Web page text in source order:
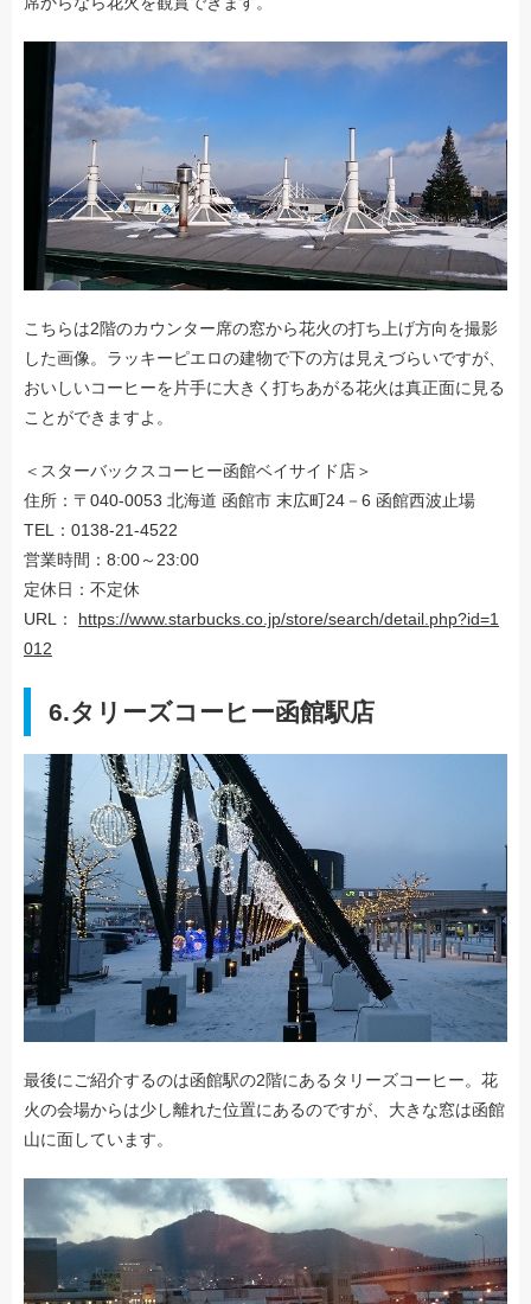
こちらは2階のカウンター席の窓から花火の打ち上げ方向を撮影
した画像。ラッキーピエロの建物で下の方は見えづらいですが、
おいしいコーヒーを片手に大きく打ちあがる花火は真正面に見る
ことができますよ。
＜スターバックスコーヒー函館ベイサイド店＞
住所：〒040-0053 北海道 函館市 末広町24－6 函館西波止場
TEL：0138-21-4522
営業時間：8:00～23:00
定休日：不定休
URL： https://www.starbucks.co.jp/store/search/detail.php?id=1
012
6.タリーズコーヒー函館駅店
最後にご紹介するのは函館駅の2階にあるタリーズコーヒー。花
火の会場からは少し離れた位置にあるのですが、大きな窓は函館
山に面しています。